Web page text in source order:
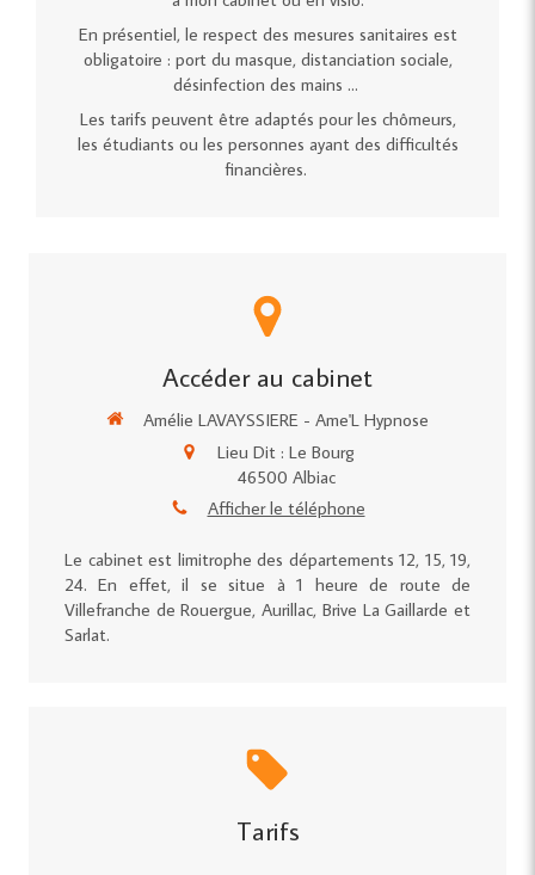
En présentiel, le respect des mesures sanitaires est
obligatoire : port du masque, distanciation sociale,
désinfection des mains ...
Les tarifs peuvent être adaptés pour les chômeurs,
les étudiants ou les personnes ayant des difficultés
financières.
Accéder au cabinet
Amélie LAVAYSSIERE - Ame'L Hypnose
Lieu Dit : Le Bourg
46500 Albiac
Afficher le téléphone
Le cabinet est limitrophe des départements 12, 15, 19,
24. En effet, il se situe à 1 heure de route de
Villefranche de Rouergue, Aurillac, Brive La Gaillarde et
Sarlat.
Tarifs